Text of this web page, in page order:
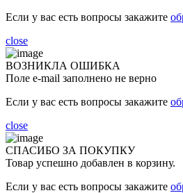
Если у вас есть вопросы закажите
close
ВОЗНИКЛА ОШИБКА
Поле e-mail заполнено не верно
Если у вас есть вопросы закажите
close
СПАСИБО ЗА ПОКУПКУ
Товар успешно добавлен в корзину.
Если у вас есть вопросы закажите